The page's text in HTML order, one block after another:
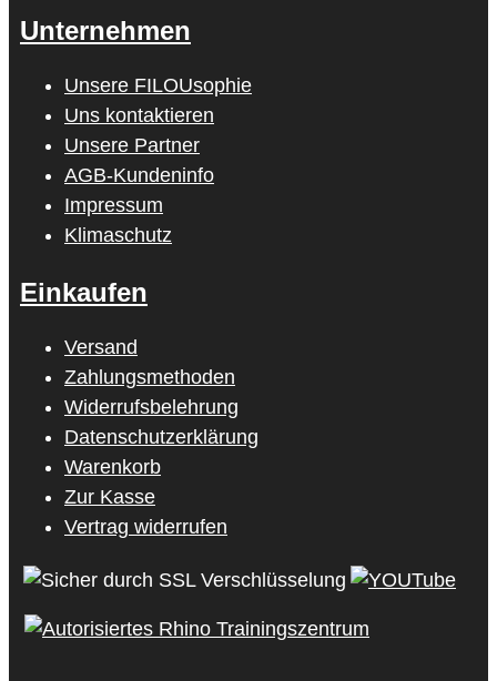
Unternehmen
Unsere FILOUsophie
Uns kontaktieren
Unsere Partner
AGB-Kundeninfo
Impressum
Klimaschutz
Einkaufen
Versand
Zahlungsmethoden
Widerrufsbelehrung
Datenschutzerklärung
Warenkorb
Zur Kasse
Vertrag widerrufen